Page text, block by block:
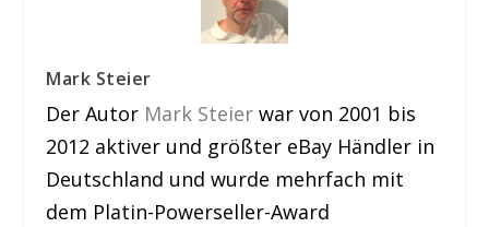
Mark Steier
Der Autor Mark Steier war von 2001 bis
2012 aktiver und größter eBay Händler in
Deutschland und wurde mehrfach mit
dem Platin-Powerseller-Award